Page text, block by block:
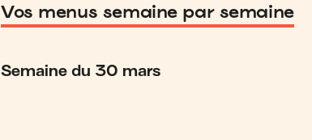
Vos menus semaine par semaine
Semaine du 30 mars